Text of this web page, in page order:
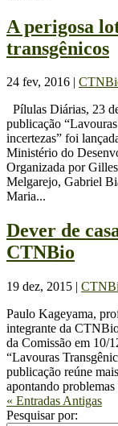
A perigosa
transgênicos
24 fev, 2016 |
Pílulas Diárias, 23
publicação
incertezas” foi
Ministério do
Organizada por
Melgarejo, Gabriel
Maria...
Dever de
CTNBio
19 dez, 2015 |
Paulo Kageyama,
integrante da
da Comissão em 10/
“Lavouras
publicação reúne
apontando
« Entradas Antigas
Pesquisar por: